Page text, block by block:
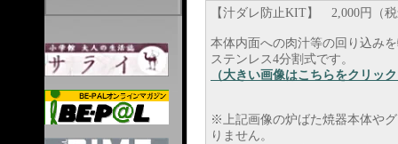
【汁ダレ防止KIT】 2,000円（
本体内面への肉汁等の回り込み
ステンレス4分割式です。
（大きい画像はこちらをクリッ
※上記画像の炉ばた焼器本体や
りません。